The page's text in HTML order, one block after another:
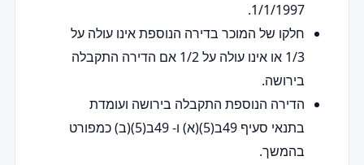
1/1/1997.
חלקו של המוכר בדירה הנוספת אינו עולה על
1/3 או אינו עולה על 1/2 אם הדירה התקבלה
בירושה.
הדירה הנוספת התקבלה בירושה ועומדת
בתנאי סעיף 49ב(5)(א) ו- 49ב(5)(ב) כמפורט
בהמשך.